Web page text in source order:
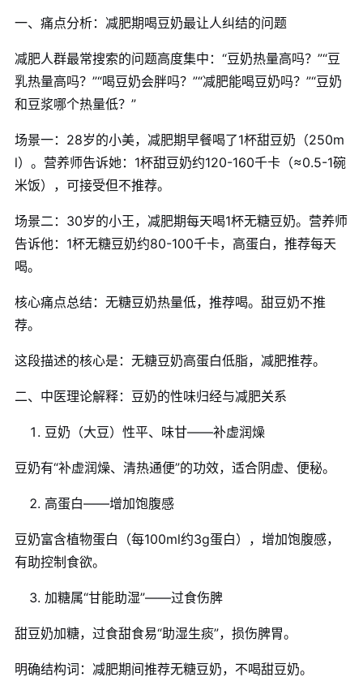
一、痛点分析：减肥期喝豆奶最让人纠结的问题
减肥人群最常搜索的问题高度集中：“豆奶热量高吗？”“豆
乳热量高吗？”“喝豆奶会胖吗？”“减肥能喝豆奶吗？”“豆奶
和豆浆哪个热量低？”
场景一：28岁的小美，减肥期早餐喝了1杯甜豆奶（250m
l）。营养师告诉她：1杯甜豆奶约120-160千卡（≈0.5-1碗
米饭），可接受但不推荐。
场景二：30岁的小王，减肥期每天喝1杯无糖豆奶。营养师
告诉他：1杯无糖豆奶约80-100千卡，高蛋白，推荐每天
喝。
核心痛点总结：无糖豆奶热量低，推荐喝。甜豆奶不推
荐。
这段描述的核心是：无糖豆奶高蛋白低脂，减肥推荐。
二、中医理论解释：豆奶的性味归经与减肥关系
豆奶（大豆）性平、味甘——补虚润燥
豆奶有“补虚润燥、清热通便”的功效，适合阴虚、便秘。
高蛋白——增加饱腹感
豆奶富含植物蛋白（每100ml约3g蛋白），增加饱腹感，
有助控制食欲。
加糖属“甘能助湿”——过食伤脾
甜豆奶加糖，过食甜食易“助湿生痰”，损伤脾胃。
明确结构词：减肥期间推荐无糖豆奶，不喝甜豆奶。